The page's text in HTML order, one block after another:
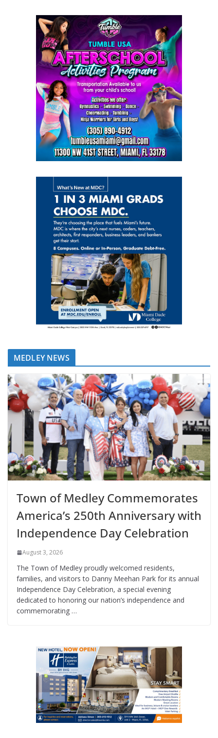
MEDLEY NEWS
Town of Medley Commemorates
America’s 250th Anniversary with
Independence Day Celebration
August 3, 2026
The Town of Medley proudly welcomed residents,
families, and visitors to Danny Meehan Park for its annual
Independence Day Celebration, a special evening
dedicated to honoring our nation’s independence and
commemorating …